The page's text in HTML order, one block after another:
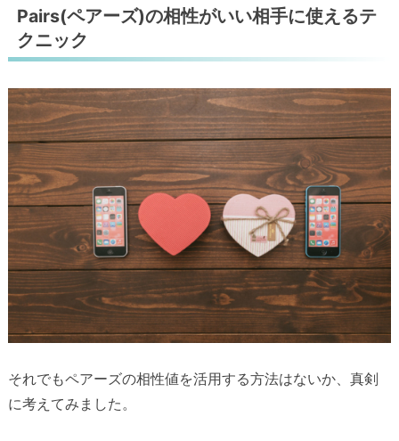
Pairs(ペアーズ)の相性がいい相手に使えるテ
クニック
それでもペアーズの相性値を活用する方法はないか、真剣
に考えてみました。